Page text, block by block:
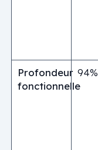
Profondeur
fonctionnelle
94%